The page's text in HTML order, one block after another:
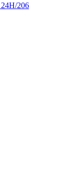
206